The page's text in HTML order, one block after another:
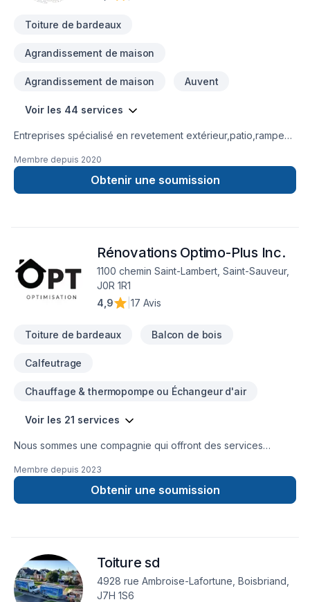
Toiture de bardeaux
Agrandissement de maison
Agrandissement de maison Auvent
Voir les 44 services
Entreprises spécialisé en revetement extérieur,patio,rampe
Membre depuis 2020
Obtenir une soumission
Rénovations Optimo-Plus Inc.
1100 chemin Saint-Lambert, Saint-Sauveur,
J0R 1R1
4,9
17 Avis
Toiture de bardeaux Balcon de bois
Calfeutrage
Chauffage & thermopompe ou Échangeur d'air
Voir les 21 services
Nous sommes une compagnie qui offront des services
comfort pour votre maison.
Membre depuis 2023
Obtenir une soumission
Toiture sd
4928 rue Ambroise-Lafortune, Boisbriand,
J7H 1S6